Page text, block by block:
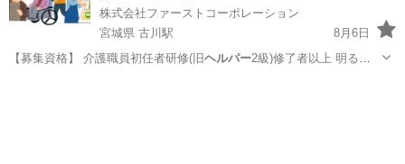
株式会社ファーストコーポレーション
宮城県 古川駅
8月6日
【募集資格】 介護職員初任者研修(旧ヘルパー2級)修了者以上 明る